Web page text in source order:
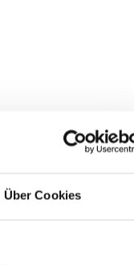
Über Cookies